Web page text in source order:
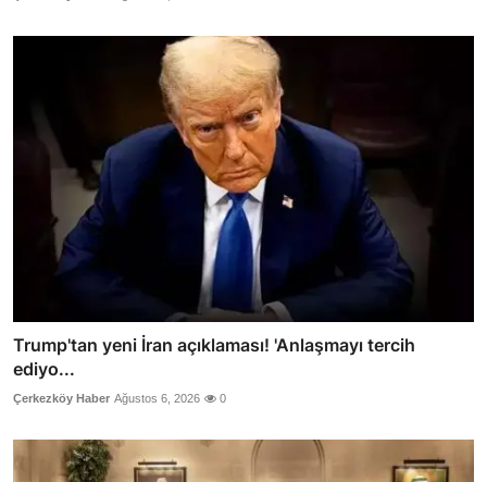
Trump'tan yeni İran açıklaması! 'Anlaşmayı tercih
ediyo...
Çerkezköy Haber Ağustos 6, 2026 0